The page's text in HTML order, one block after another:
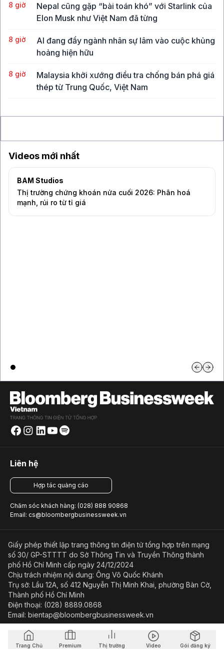
8 giờ
Nepal cũng gặp “bài toán khó” với Starlink của
Elon Musk như Việt Nam đã từng
8 giờ
AI đang đẩy ngành nhân sự lâm vào cuộc khủng
hoảng hiện hữu
8 giờ
Malaysia khởi xướng điều tra chống bán phá giá
thép từ Trung Quốc, Việt Nam
Videos mới nhất
BAM Studios
Thị trường chứng khoán nửa cuối 2026: Phân hoá
mạnh, rủi ro từ tỉ giá
Trang Chủ Premium Thị trường Video Gói đăng ký
Liên hệ
Hợp tác quảng cáo
Chăm sóc khách hàng: (028) 888 90868
Email: cs@bloombergbusinessweek.vn
Giấy phép thiết lập trang thông tin điện tử tổng hợp trên mạng
số 30/ GP-STTTT do Sở Thông Tin và Truyền Thông thành
phố Hồ Chí Minh cấp ngày 24/12/2024
Chịu trách nhiệm nội dung: Ông Võ Quốc Khánh
Trụ sở: Lầu 12A, số 412 Nguyễn Thị Minh Khai, phường Bàn Cờ,
Thành phố Hồ Chí Minh
Điện thoại: (028) 8889.0868
Email: bientap@bloombergbusinessweek.vn
Điều kiện và điều khoản sử dụng
Chính sách bảo mật